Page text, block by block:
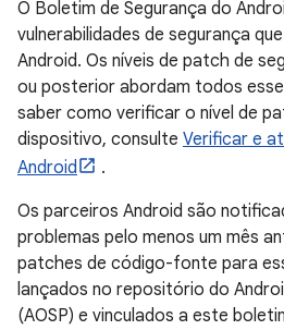
O Boletim de Segurança do
vulnerabilidades de segurança
Android. Os níveis de patch de
ou posterior abordam todos
saber como verificar o nível de
dispositivo, consulte Verificar e
Android
.
Os parceiros Android são
problemas pelo menos um mês
patches de código-fonte para
lançados no repositório do
(AOSP) e vinculados a este